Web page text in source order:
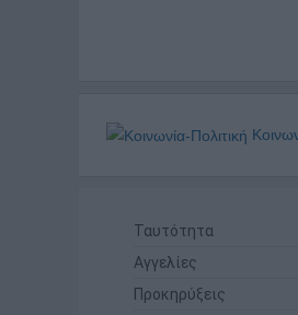
Ταυτότητα
Αγγελίες
Προκηρύξεις